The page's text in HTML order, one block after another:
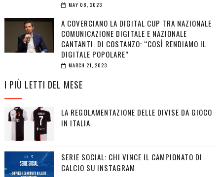
MAY 08, 2023
A COVERCIANO LA DIGITAL CUP TRA NAZIONALE
COMUNICAZIONE DIGITALE E NAZIONALE
CANTANTI. DI COSTANZO: “COSÌ RENDIAMO IL
DIGITALE POPOLARE”
MARCH 21, 2023
I PIÙ LETTI DEL MESE
LA REGOLAMENTAZIONE DELLE DIVISE DA GIOCO
IN ITALIA
SERIE SOCIAL: CHI VINCE IL CAMPIONATO DI
CALCIO SU INSTAGRAM